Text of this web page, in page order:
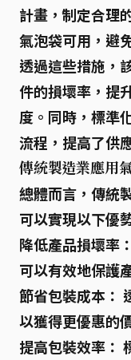
計畫，制定合理
氣泡袋可用，避
透過這些措施，
件的損壞率 ，提
度。同時，標準
流程，提高了供
傳統製造業應用
總體而言，傳統
可以實現以下優
降低產品損壞率：
可以有效地保護
節省包裝成本：
以獲得更優惠的
提高包裝效率：